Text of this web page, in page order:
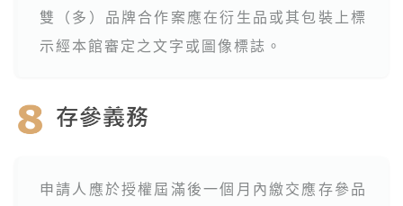
雙（多）品牌合作案應在衍生品或其包裝上標
示經本館審定之文字或圖像標誌。
申請人應於授權屆滿後一個月內繳交應存參品